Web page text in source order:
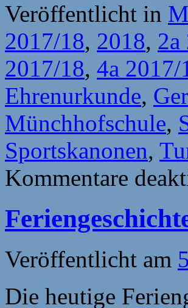
Veröffentlicht in
2017/18, 2018, 2a
2017/18, 4a 2017/
Ehrenurkunde,
Münchhofschule,
Sportskanonen,
Kommentare
Veröffentlicht am
Die heutige